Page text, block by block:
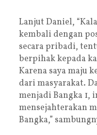
Lanjut Daniel,
kembali dengan
secara pribadi,
berpihak kepada
Karena saya maju
dari masyarakat.
menjadi Bangka 1,
mensejahterakan
Bangka,”